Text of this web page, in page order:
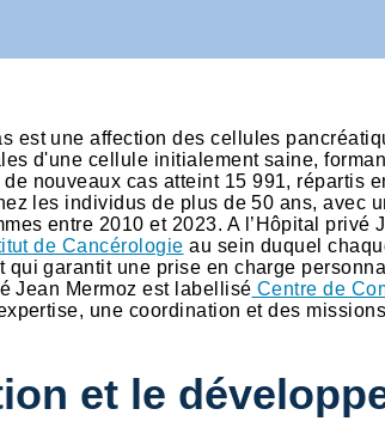
est une affection des cellules
d'une cellule initialement saine,
nouveaux cas atteint 15 991, répartis
les individus de plus de 50 ans, avec
entre 2010 et 2023. A l’Hôpital
de Cancérologie au sein duquel
qui garantit une prise en charge
Jean Mermoz est labellisé Centre de
une coordination et des
et le